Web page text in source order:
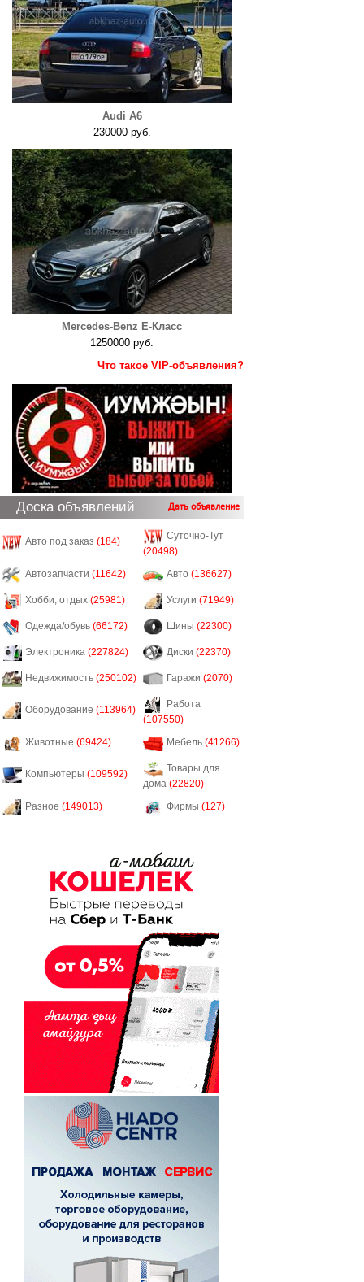
Audi A6
230000 руб.
Mercedes-Benz E-Класс
1250000 руб.
Что такое VIP-объявления?
Доска объявлений Дать объявление
Авто под заказ (184)
Суточно-Тут
(20498)
Автозапчасти (11642) Авто (136627)
Хобби, отдых (25981) Услуги (71949)
Одежда/обувь (66172) Шины (22300)
Электроника (227824) Диски (22370)
Недвижимость (250102) Гаражи (2070)
Оборудование (113964)
Работа
(107550)
Животные (69424) Мебель (41266)
Компьютеры (109592)
Товары для
дома (22820)
Разное (149013) Фирмы (127)